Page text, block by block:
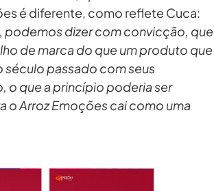
é diferente, como reflete Cuca:
podemos dizer com convicção, que
de marca do que um produto que
século passado com seus
o que a princípio poderia ser
o Arroz Emoções cai como uma